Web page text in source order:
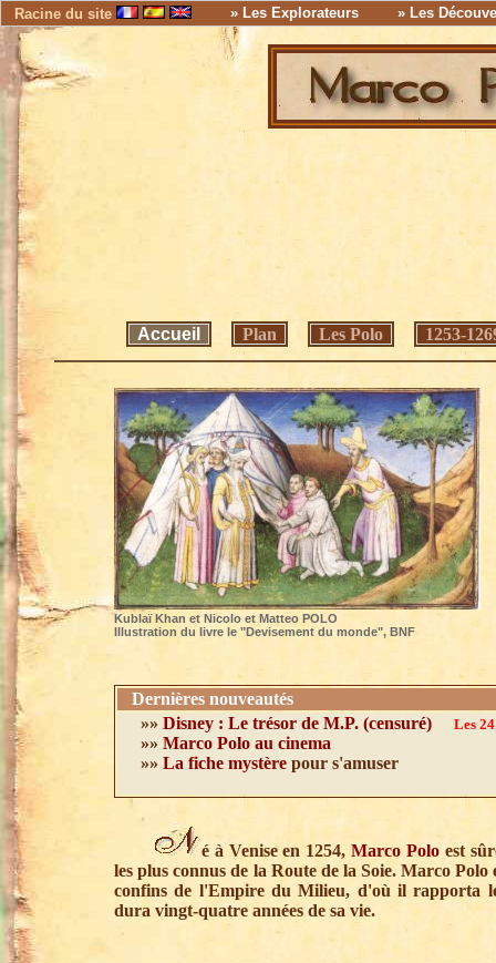
Racine du site » Les Explorateurs » Les
Accueil Plan Les Polo 1253-
Kublaï Khan et Nicolo et Matteo POLO
Illustration du livre le "Devisement du monde", BNF
Dernières nouveautés
»» Disney : Le trésor de M.P. (censuré) Les
»» Marco Polo au cinema
»» La fiche mystère pour s'amuser
é à Venise en 1254,Marco Poloest
les plus connus de la Route de la Soie. Marco
confins de l'Empire du Milieu, d'où il rapporta
dura vingt-quatre années de sa vie.